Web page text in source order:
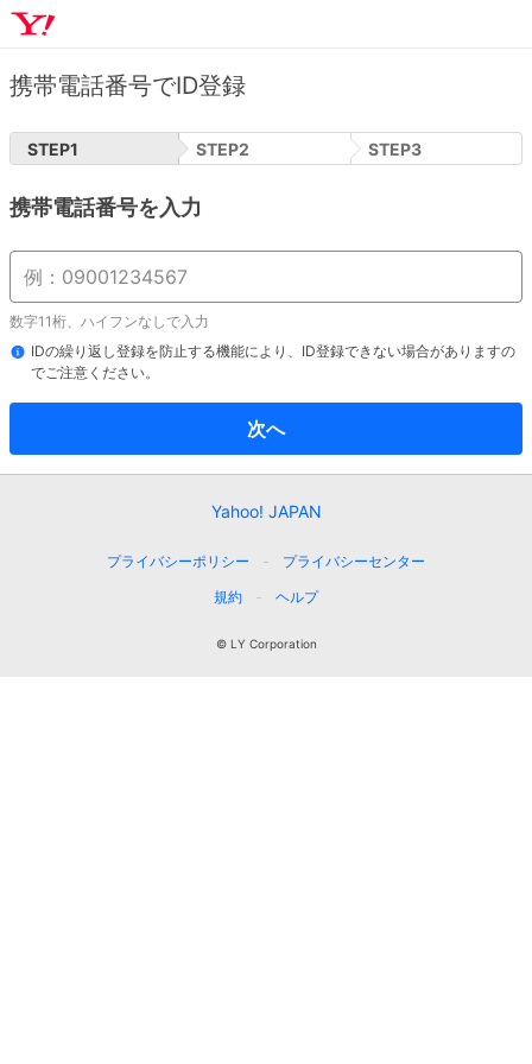
携帯電話番号でID登録
STEP1 STEP2 STEP3
携帯電話番号を入力
数字11桁、ハイフンなしで入力
IDの繰り返し登録を防止する機能により、ID登録できない場合がありますの
でご注意ください。
次へ
Yahoo! JAPAN
プライバシーポリシー
プライバシーセンター
規約
ヘルプ
© LY Corporation